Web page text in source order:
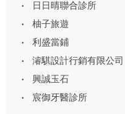
日日晴聯合診所
柚子旅遊
利盛當鋪
濬騏設計行銷有限公司
興誠玉石
宸御牙醫診所